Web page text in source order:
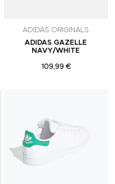
ADIDAS ORIGINALS
ADIDAS GAZELLE
NAVY/WHITE
109,99 €